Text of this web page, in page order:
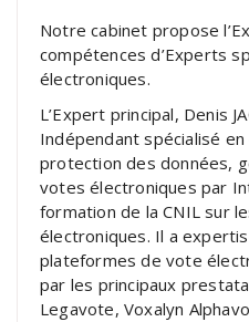
Notre cabinet propose
compétences d’Experts
électroniques.
L’Expert principal, Denis
Indépendant spécialisé
protection des données,
votes électroniques par
formation de la CNIL sur
électroniques. Il a
plateformes de vote
par les principaux
Legavote, Voxalyn